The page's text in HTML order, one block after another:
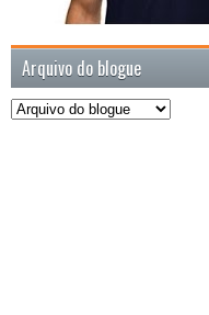
Arquivo do blogue